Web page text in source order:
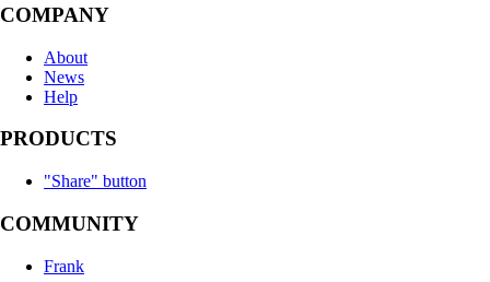
COMPANY
About
News
Help
PRODUCTS
"Share" button
COMMUNITY
Frank